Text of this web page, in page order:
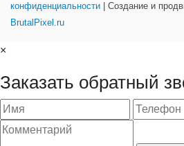
конфиденциальности | Создание и
BrutalPixel.ru
×
Заказать обратный